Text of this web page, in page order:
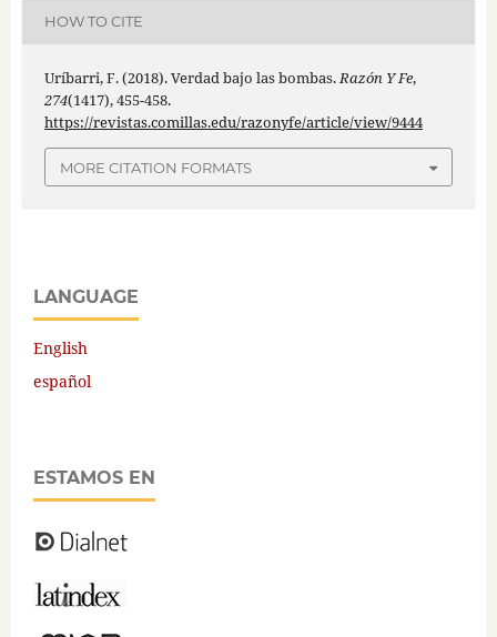
HOW TO CITE
Uríbarri, F. (2018). Verdad bajo las bombas.Razón Y Fe,
274(1417), 455-458.
https://revistas.comillas.edu/razonyfe/article/view/9444
MORE CITATION FORMATS
LANGUAGE
English
español
ESTAMOS EN